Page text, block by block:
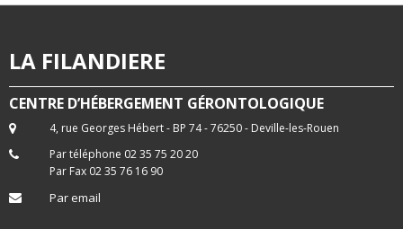
LA FILANDIERE
CENTRE D’HÉBERGEMENT GÉRONTOLOGIQUE
4, rue Georges Hébert - BP 74 - 76250 - Deville-les-Rouen
Par téléphone 02 35 75 20 20
Par Fax 02 35 76 16 90
Par email